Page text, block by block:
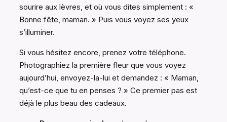
sourire aux lèvres, et où vous dites simplement : «
Bonne fête, maman. » Puis vous voyez ses yeux
s’illuminer.
Si vous hésitez encore, prenez votre téléphone.
Photographiez la première fleur que vous voyez
aujourd’hui, envoyez-la-lui et demandez : « Maman,
qu’est-ce que tu en penses ? » Ce premier pas est
déjà le plus beau des cadeaux.